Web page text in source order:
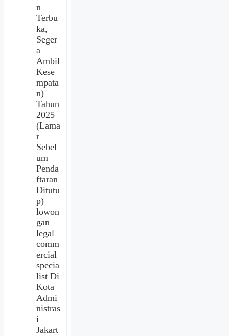
n
Terbu
ka,
Seger
a
Ambil
Kese
mpata
n)
Tahun
2025
(Lama
r
Sebel
um
Penda
ftaran
Ditutu
p)
lowon
gan
legal
comm
ercial
specia
list Di
Kota
Admi
nistras
i
Jakart